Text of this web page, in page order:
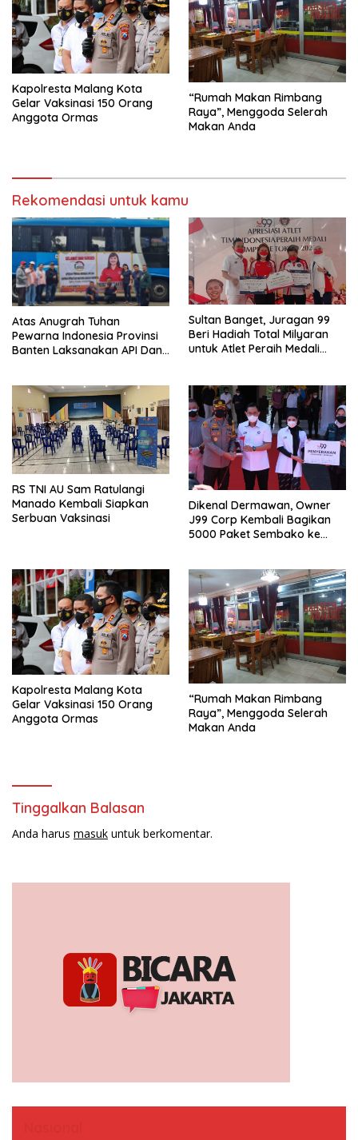
Kapolresta Malang Kota
Gelar Vaksinasi 150 Orang
Anggota Ormas
“Rumah Makan Rimbang
Raya”, Menggoda Selerah
Makan Anda
Rekomendasi untuk kamu
Atas Anugrah Tuhan
Pewarna Indonesia Provinsi
Banten Laksanakan API Dan
Sultan Banget, Juragan 99
Beri Hadiah Total Milyaran
untuk Atlet Peraih Medali
RS TNI AU Sam Ratulangi
Manado Kembali Siapkan
Serbuan Vaksinasi
Dikenal Dermawan, Owner
J99 Corp Kembali Bagikan
5000 Paket Sembako ke
Kapolresta Malang Kota
Gelar Vaksinasi 150 Orang
Anggota Ormas
“Rumah Makan Rimbang
Raya”, Menggoda Selerah
Makan Anda
Tinggalkan Balasan
Anda harus masuk untuk berkomentar.